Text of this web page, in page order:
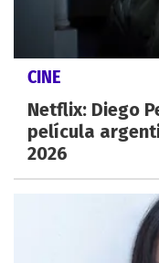
CINE
Netflix: Diego
película
2026